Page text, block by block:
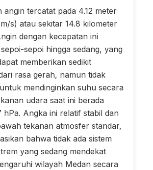
angin tercatat pada 4.12 meter
s) atau sekitar 14.8 kilometer
dengan kecepatan ini
sepoi hingga sedang, yang
memberikan sedikit
rasa gerah, namun tidak
mendinginkan suhu secara
udara saat ini berada
hPa. Angka ini relatif stabil dan
tekanan atmosfer standar,
bahwa tidak ada sistem
yang sedang mendekat
wilayah Medan secara